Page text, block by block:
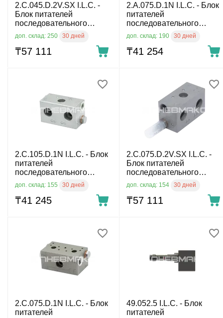
2.C.045.D.2V.SX I.L.C. -
Блок питателей
последовательного
действия
доп. склад: 250 30 дней
₸57 111
2.A.075.D.1N I.L.C. - Блок
питателей
последовательного
действия
доп. склад: 190 30 дней
₸41 254
2.C.105.D.1N I.L.C. - Блок
питателей
последовательного
действия
доп. склад: 155 30 дней
₸41 245
2.C.075.D.2V.SX I.L.C. -
Блок питателей
последовательного
действия
доп. склад: 154 30 дней
₸57 111
2.C.075.D.1N I.L.C. - Блок
питателей
49.052.5 I.L.C. - Блок
питателей